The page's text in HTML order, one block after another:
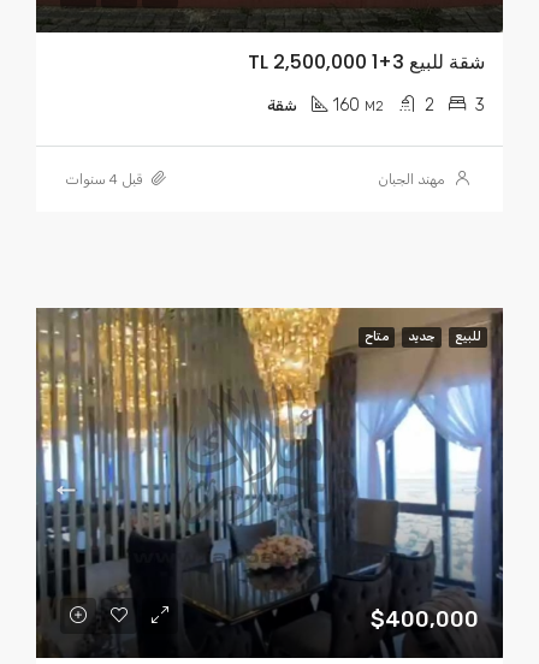
شقة للبيع 3+1 TL 2,500,000
3
2
160 M2 شقة
مهند الجبان قبل 4 سنوات
للبيع جديد متاح
$400,000